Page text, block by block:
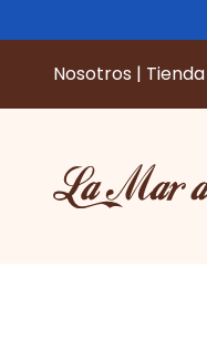
Nosotros | Tienda
contenido